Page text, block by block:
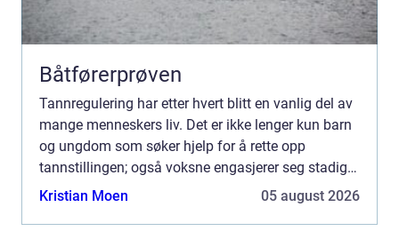
Båtførerprøven
Tannregulering har etter hvert blitt en vanlig del av
mange menneskers liv. Det er ikke lenger kun barn
og ungdom som søker hjelp for å rette opp
tannstillingen; også voksne engasjerer seg stadig
oftere i prosessen for å oppn...
Kristian Moen 05 august 2026